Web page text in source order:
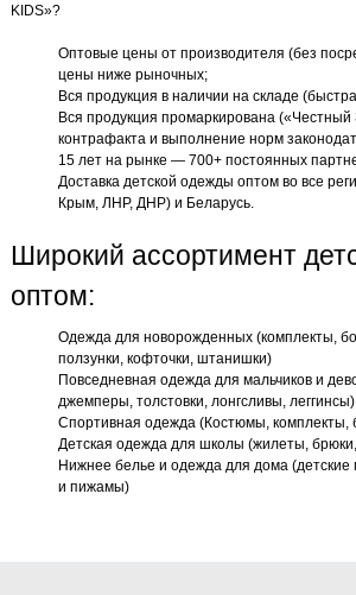
KIDS»?
Оптовые цены от производителя (без
цены ниже рыночных;
Вся продукция в наличии на складе
Вся продукция промаркирована
контрафакта и выполнение норм
15 лет на рынке — 700+ постоянных
Доставка детской одежды оптом во все
Крым, ЛНР, ДНР) и Беларусь.
Широкий ассортимент
оптом:
Одежда для новорожденных (комплекты,
ползунки, кофточки, штанишки)
Повседневная одежда для мальчиков и
джемперы, толстовки, лонгсливы, леггинсы)
Спортивная одежда (Костюмы, комплекты,
Детская одежда для школы (жилеты,
Нижнее белье и одежда для дома (детские
и пижамы)